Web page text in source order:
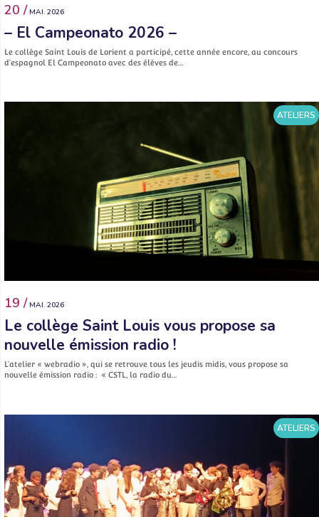
20 / MAI. 2026
– El Campeonato 2026 –
Le collège Saint Louis de Lorient a participé, cette année encore, au concours
d’espagnol El Campeonato avec des élèves de…
ATELIERS
19 / MAI. 2026
Le collège Saint Louis vous propose sa
nouvelle émission radio !
L’atelier « webradio », qui se retrouve tous les jeudis midis, vous propose sa
nouvelle émission radio : « CSTL, la radio du…
ATELIERS